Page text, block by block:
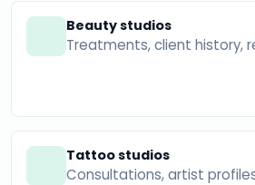
Beauty studios
Treatments, client history,
Tattoo studios
Consultations, artist